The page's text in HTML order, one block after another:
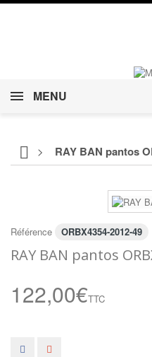
MENU
> RAY BAN pantos
Référence ORBX4354-2012-49
RAY BAN pantos
122,00€TTC